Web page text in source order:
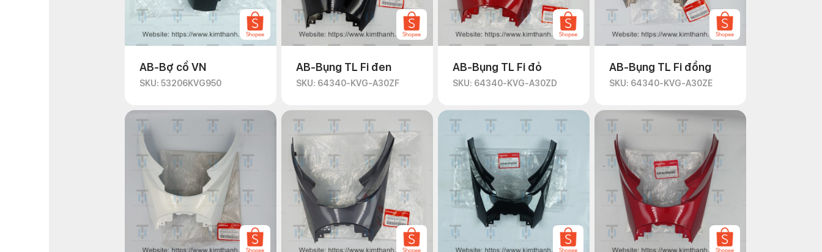
AB-Bợ cổ VN
SKU: 53206KVG950
AB-Bụng TL Fi đen
SKU: 64340-KVG-A30ZF
AB-Bụng TL Fi đỏ
SKU: 64340-KVG-A30ZD
AB-Bụng TL Fi đồng
SKU: 64340-KVG-A30ZE